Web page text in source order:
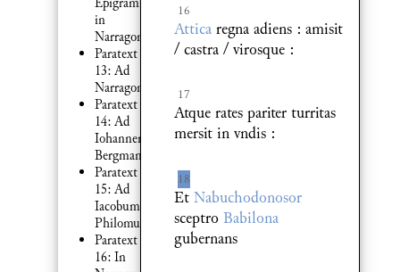
in
Narragoniam
Paratext
13: Ad
Narragoniam
Paratext
14: Ad
Iohannem
Bergmannum
Paratext
15: Ad
Iacobum
Philomusum
Paratext
16: In
16
Atticaregna adiens : amisit
/ castra / virosque :
17
Atque rates pariter turritas
mersit in vndis :
18
Et Nabuchodonosor
sceptro Babilona
gubernans